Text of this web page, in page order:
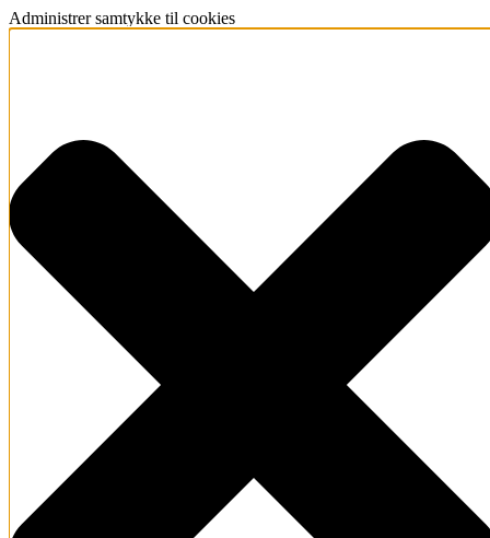
Administrer samtykke til cookies